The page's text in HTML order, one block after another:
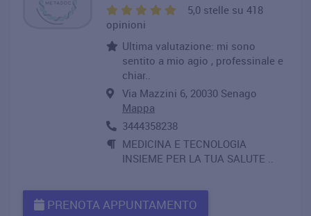
5,0 stelle su 418
opinioni
Ultima valutazione: mi sono
sentito a mio agio , professinale e
chiar..
Via Mazzini 6, 20030 Senago
Mappa
3444358238
MEDICINA E TECNOLOGIA
INSIEME PER LA TUA SALUTE ..
PRENOTA APPUNTAMENTO